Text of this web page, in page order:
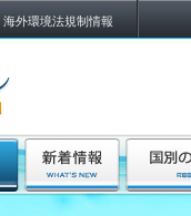
海外環境法規制情報